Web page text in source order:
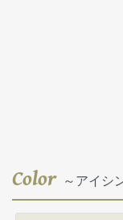
Color～アイシ